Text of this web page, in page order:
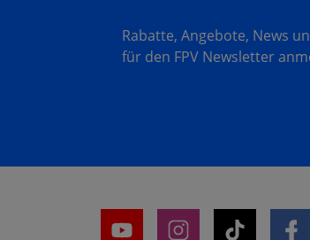
Rabatte, Angebote, News
für den FPV Newsletter